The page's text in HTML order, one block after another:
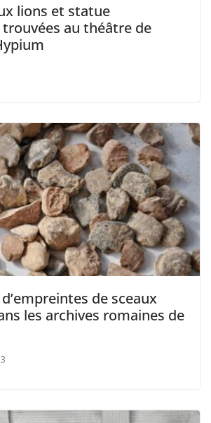
lions et statue
trouvées au théâtre de
de sceaux
les archives romaines de